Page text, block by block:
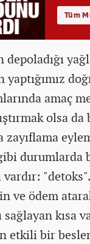
depoladığı
amaç
olsa
zayıflama
durumlarda
vardır:
ve ödem
kısa
etkili bir